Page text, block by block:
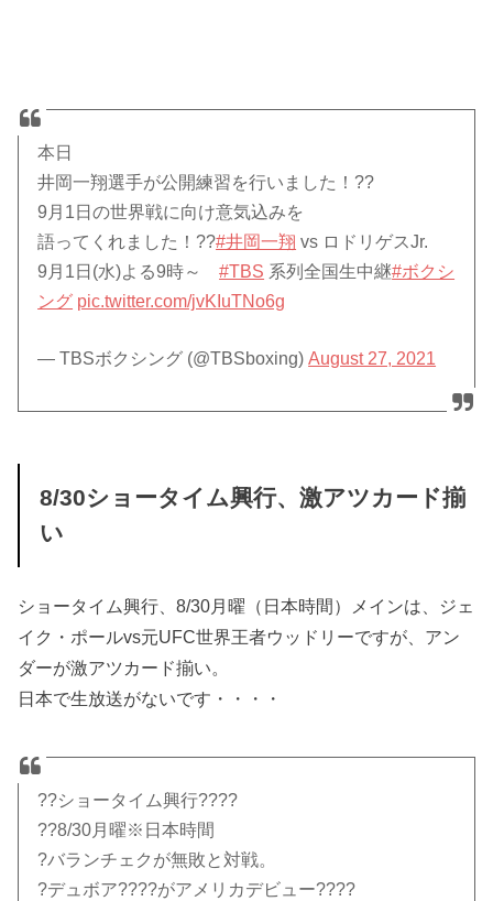
本日
井岡一翔選手が公開練習を行いました！??
9月1日の世界戦に向け意気込みを
語ってくれました！??#井岡一翔 vs ロドリゲスJr.
9月1日(水)よる9時～#TBS 系列全国生中継#ボクシ
ング pic.twitter.com/jvKIuTNo6g
— TBSボクシング (@TBSboxing)August 27, 2021
8/30ショータイム興行、激アツカード揃
い
ショータイム興行、8/30月曜（日本時間）メインは、ジェ
イク・ポールvs元UFC世界王者ウッドリーですが、アン
ダーが激アツカード揃い。
日本で生放送がないです・・・・
??ショータイム興行????
??8/30月曜※日本時間
?バランチェクが無敗と対戦。
?デュボア????がアメリカデビュー????